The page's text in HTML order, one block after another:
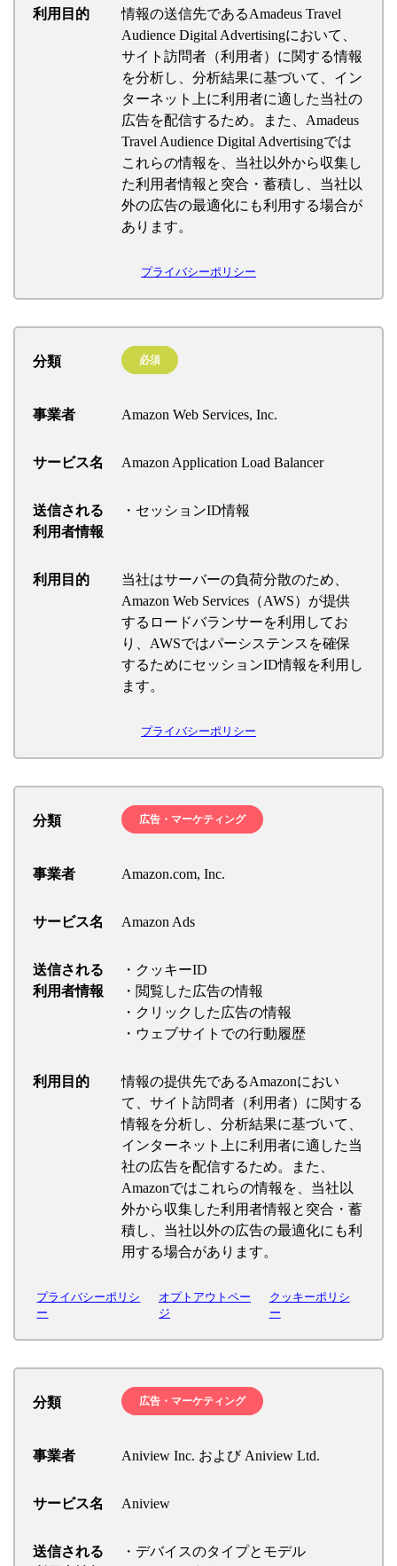
利用目的
情報の送信先であるAmadeus Travel
Audience Digital Advertisingにおいて、
サイト訪問者（利用者）に関する情報
を分析し、分析結果に基づいて、イン
ターネット上に利用者に適した当社の
広告を配信するため。また、Amadeus
Travel Audience Digital Advertisingでは
これらの情報を、当社以外から収集し
た利用者情報と突合・蓄積し、当社以
外の広告の最適化にも利用する場合が
あります。
プライバシーポリシー
分類 必須
事業者 Amazon Web Services, Inc.
サービス名 Amazon Application Load Balancer
送信される
利用者情報
・セッションID情報
利用目的
当社はサーバーの負荷分散のため、
Amazon Web Services（AWS）が提供
するロードバランサーを利用してお
り、AWSではパーシステンスを確保
するためにセッションID情報を利用し
ます。
プライバシーポリシー
分類 広告・マーケティング
事業者 Amazon.com, Inc.
サービス名 Amazon Ads
送信される
利用者情報
・クッキーID
・閲覧した広告の情報
・クリックした広告の情報
・ウェブサイトでの行動履歴
利用目的
情報の提供先であるAmazonにおい
て、サイト訪問者（利用者）に関する
情報を分析し、分析結果に基づいて、
インターネット上に利用者に適した当
社の広告を配信するため。また、
Amazonではこれらの情報を、当社以
外から収集した利用者情報と突合・蓄
積し、当社以外の広告の最適化にも利
用する場合があります。
プライバシーポリシ
ー
オプトアウトペー
ジ
クッキーポリシ
ー
分類 広告・マーケティング
事業者 Aniview Inc. および Aniview Ltd.
サービス名 Aniview
送信される
・デバイスのタイプとモデル